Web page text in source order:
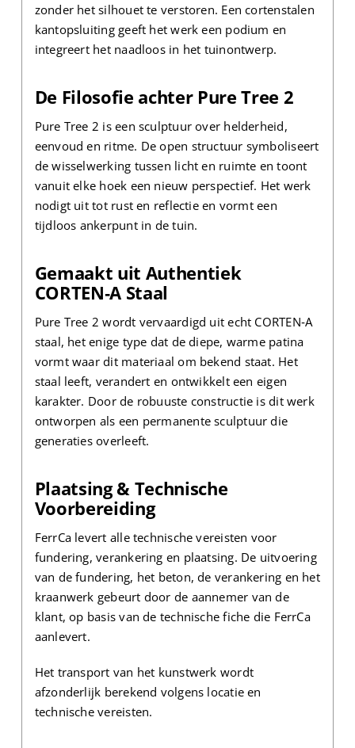
zonder het silhouet te verstoren. Een cortenstalen
kantopsluiting geeft het werk een podium en
integreert het naadloos in het tuinontwerp.
De Filosofie achter Pure Tree 2
Pure Tree 2 is een sculptuur over helderheid,
eenvoud en ritme. De open structuur symboliseert
de wisselwerking tussen licht en ruimte en toont
vanuit elke hoek een nieuw perspectief. Het werk
nodigt uit tot rust en reflectie en vormt een
tijdloos ankerpunt in de tuin.
Gemaakt uit Authentiek
CORTEN‑A Staal
Pure Tree 2 wordt vervaardigd uit echt CORTEN‑A
staal, het enige type dat de diepe, warme patina
vormt waar dit materiaal om bekend staat. Het
staal leeft, verandert en ontwikkelt een eigen
karakter. Door de robuuste constructie is dit werk
ontworpen als een permanente sculptuur die
generaties overleeft.
Plaatsing & Technische
Voorbereiding
FerrCa levert alle technische vereisten voor
fundering, verankering en plaatsing. De uitvoering
van de fundering, het beton, de verankering en het
kraanwerk gebeurt door de aannemer van de
klant, op basis van de technische fiche die FerrCa
aanlevert.
Het transport van het kunstwerk wordt
afzonderlijk berekend volgens locatie en
technische vereisten.